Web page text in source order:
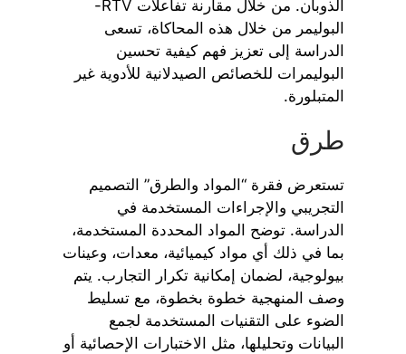
الذوبان. من خلال مقارنة تفاعلات RTV-
البوليمر من خلال هذه المحاكاة، تسعى
الدراسة إلى تعزيز فهم كيفية تحسين
البوليمرات للخصائص الصيدلانية للأدوية غير
المتبلورة.
طرق
تستعرض فقرة “المواد والطرق” التصميم
التجريبي والإجراءات المستخدمة في
الدراسة. توضح المواد المحددة المستخدمة،
بما في ذلك أي مواد كيميائية، معدات، وعينات
بيولوجية، لضمان إمكانية تكرار التجارب. يتم
وصف المنهجية خطوة بخطوة، مع تسليط
الضوء على التقنيات المستخدمة لجمع
البيانات وتحليلها، مثل الاختبارات الإحصائية أو